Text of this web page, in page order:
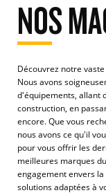
NOS
Découvrez notre
Nous avons
d'équipements, allant
construction, en
encore. Que vous
nous avons ce qu'il
pour vous offrir les
meilleures marques
engagement envers
solutions adaptées à